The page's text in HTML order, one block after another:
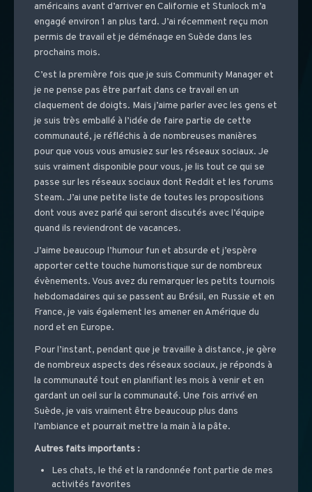
américains avant d’arriver en Californie et Stunlock m’a
engagé environ 1 an plus tard. J’ai récemment reçu mon
permis de travail et je déménage en Suède dans les
prochains mois.
C’est la première fois que je suis Community Manager et
je ne pense pas être parfait dans ce travail en un
claquement de doigts. Mais j’aime parler avec les gens et
je suis très emballé à l’idée de faire partie de cette
communauté, je réfléchis à de nombreuses manières
pour que vous vous amusiez sur les réseaux sociaux. Je
suis vraiment disponible pour vous, je lis tout ce qui se
passe sur les réseaux sociaux dont Reddit et les forums
Steam. J’ai une petite liste de toutes les propositions
dont vous avez parlé qui seront discutés avec l’équipe
quand ils reviendront de vacances.
J’aime beaucoup l’humour fun et absurde et j’espère
apporter cette touche humoristique sur de nombreux
évènements. Vous avez du remarquer les petits tournois
hebdomadaires qui se passent au Brésil, en Russie et en
France, je vais également les amener en Amérique du
nord et en Europe.
Pour l’instant, pendant que je travaille à distance, je gère
de nombreux aspects des réseaux sociaux, je réponds à
la communauté tout en planifiant les mois à venir et en
gardant un oeil sur la communauté. Une fois arrivé en
Suède, je vais vraiment être beaucoup plus dans
l’ambiance et pourrait mettre la main à la pâte.
Autres faits importants :
Les chats, le thé et la randonnée font partie de mes
activités favorites